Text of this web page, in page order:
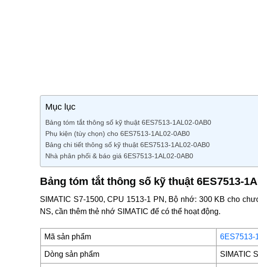
Mục lục
Bảng tóm tắt thông số kỹ thuật 6ES7513-1AL02-0AB0
Phụ kiện (tùy chọn) cho 6ES7513-1AL02-0AB0
Bảng chi tiết thông số kỹ thuật 6ES7513-1AL02-0AB0
Nhà phân phối & báo giá 6ES7513-1AL02-0AB0
Bảng tóm tắt thông số kỹ thuật 6ES7513-
SIMATIC S7-1500, CPU 1513-1 PN, Bộ nhớ: 300 KB cho
NS, cần thêm thẻ nhớ SIMATIC để có thể hoạt động.
Mã sản phẩm 6ES7513-
Dòng sản phẩm SIMATIC